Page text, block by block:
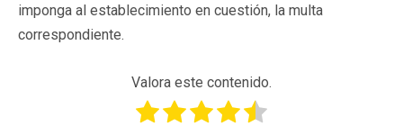
imponga al establecimiento en cuestión, la multa
correspondiente.
Valora este contenido.